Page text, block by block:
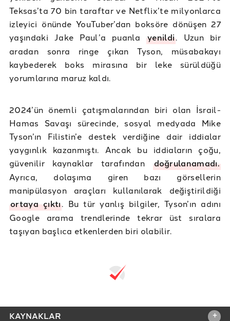
Teksas’ta 70 bin taraftar ve Netflix’te milyonlarca
izleyici önünde YouTuber’dan boksöre dönüşen 27
yaşındaki Jake Paul’a puanlayenildi. Uzun bir
aradan sonra ringe çıkan Tyson, müsabakayı
kaybederek boks mirasına bir leke sürüldüğü
yorumlarına maruz kaldı.
2024’ün önemli çatışmalarından biri olan İsrail-
Hamas Savaşı sürecinde, sosyal medyada Mike
Tyson’ın Filistin’e destek verdiğine dair iddialar
yaygınlık kazanmıştı. Ancak bu iddiaların çoğu,
güvenilir kaynaklar tarafından doğrulanamadı.
Ayrıca, dolaşıma giren bazı görsellerin
manipülasyon araçları kullanılarak değiştirildiği
ortaya çıktı. Bu tür yanlış bilgiler, Tyson’ın adını
Google arama trendlerinde tekrar üst sıralara
taşıyan başlıca etkenlerden biri olabilir.
KAYNAKLAR +